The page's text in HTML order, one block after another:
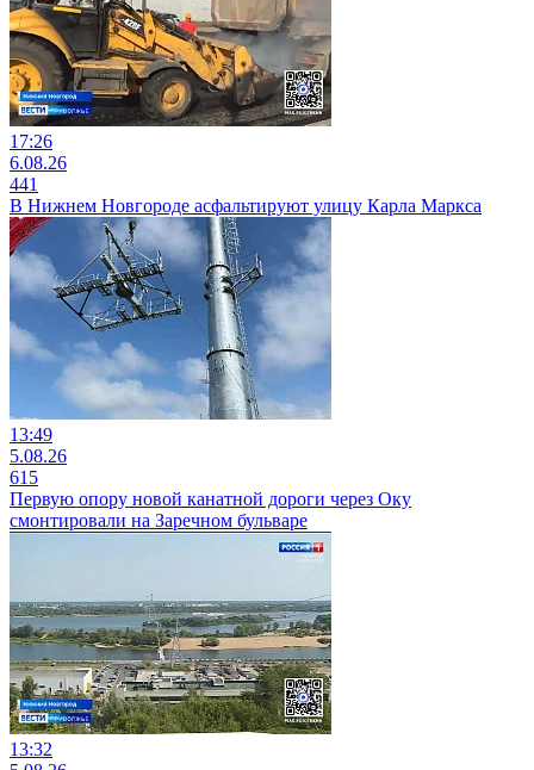
17:26
6.08.26
441
В Нижнем Новгороде асфальтируют улицу Карла Маркса
13:49
5.08.26
615
Первую опору новой канатной дороги через Оку
смонтировали на Заречном бульваре
13:32